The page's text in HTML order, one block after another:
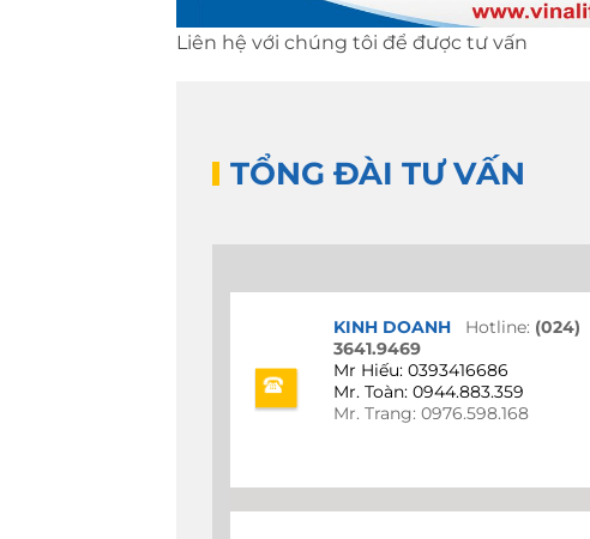
Liên hệ với chúng tôi để được tư vấn
TỔNG ĐÀI TƯ VẤN
KINH DOANH Hotline: (024)
3641.9469
Mr Hiếu: 0393416686
Mr. Toàn: 0944.883.359
Mr. Trang: 0976.598.168